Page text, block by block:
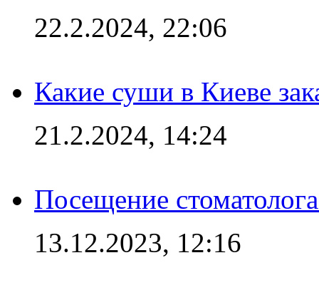
22.2.2024, 22:06
Какие суши в Киеве
21.2.2024, 14:24
Посещение
13.12.2023, 12:16